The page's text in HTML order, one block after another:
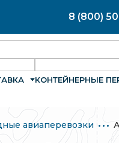
8 (800)
КОНТЕЙНЕРНЫЕ
авиаперевозки